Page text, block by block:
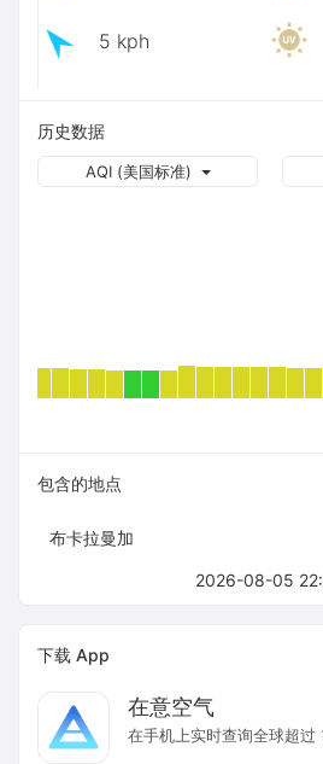
2026-08-05
5 kph
历史数据
AQI (美国标准)
包含的地点
布卡拉曼加
下载 App
在意空气
在手机上实时查询全球超过